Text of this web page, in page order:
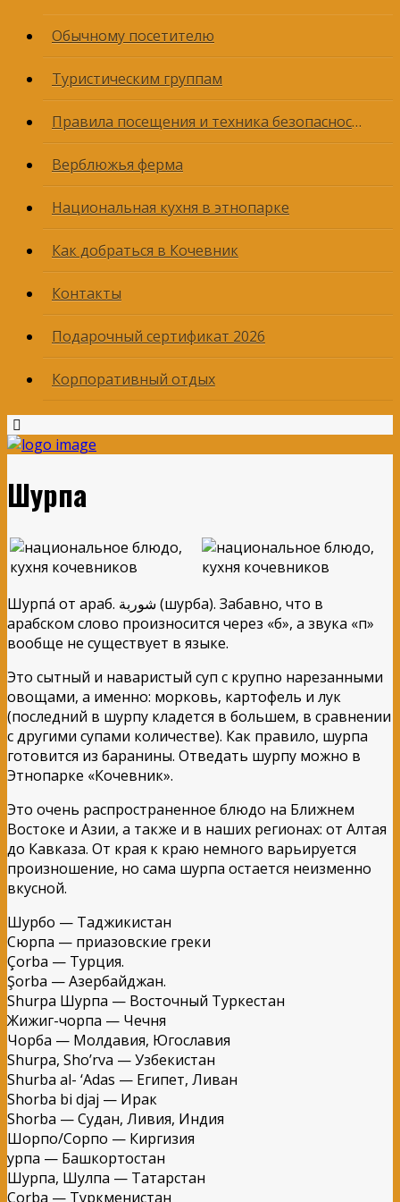
Обычному посетителю
Туристическим группам
Правила посещения и техника безопасности
Верблюжья ферма
Национальная кухня в этнопарке
Как добраться в Кочевник
Контакты
Подарочный сертификат 2026
Корпоративный отдых
Шурпа
Шурпа́ от араб. شوربة (шурба). Забавно, что в
арабском слово произносится через «б», а звука «п»
вообще не существует в языке.
Это сытный и наваристый суп с крупно нарезанными
овощами, а именно: морковь, картофель и лук
(последний в шурпу кладется в большем, в сравнении
с другими супами количестве). Как правило, шурпа
готовится из баранины. Отведать шурпу можно в
Этнопарке «Кочевник».
Это очень распространенное блюдо на Ближнем
Востоке и Азии, а также и в наших регионах: от Алтая
до Кавказа. От края к краю немного варьируется
произношение, но сама шурпа остается неизменно
вкусной.
Шурбо — Таджикистан
Сюрпа — приазовские греки
Çorba — Турция.
Şorba — Азербайджан.
Shurpa Шурпа — Восточный Туркестан
Жижиг-чорпа — Чечня
Чорба — Молдавия, Югославия
Shurpa, Sho’rva — Узбекистан
Shurba al- ‘Adas — Египет, Ливан
Shorba bi djaj — Ирак
Shorba — Судан, Ливия, Индия
Шорпо/Сорпо — Киргизия
Һурпа — Башкортостан
Шурпа, Шулпа — Татарстан
Çorba — Туркменистан